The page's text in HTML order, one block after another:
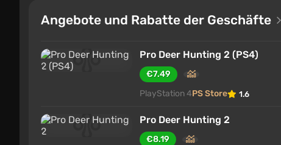
Angebote und Rabatte der Geschäfte
Pro Deer Hunting 2 (PS4)
€7.49
PlayStation 4PS Store 1.6
Pro Deer Hunting 2
€8.19